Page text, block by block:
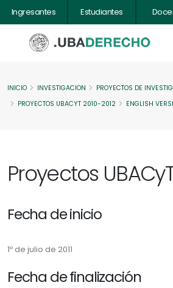
Ingresantes Estudiantes
INICIO INVESTIGACION
PROYECTOS DE
PROYECTOS UBACYT 2010-2012
ENGLISH
Proyectos
Fecha de inicio
1º de julio de 2011
Fecha de finalización